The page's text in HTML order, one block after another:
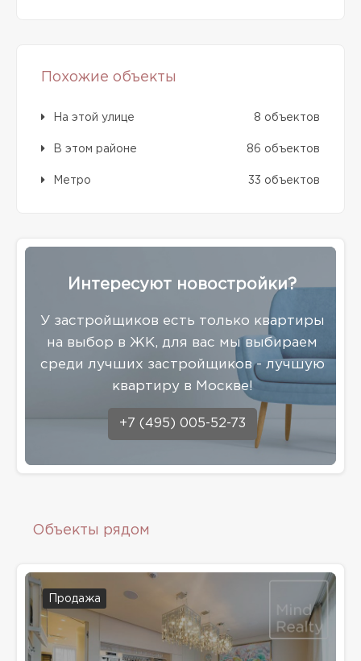
Похожие объекты
На этой улице 8 объектов
В этом районе 86 объектов
Метро 33 объектов
Интересуют новостройки?
У застройщиков есть только квартиры
на выбор в ЖК, для вас мы выбираем
среди лучших застройщиков - лучшую
квартиру в Москве!
+7 (495) 005-52-73
Объекты рядом
Продажа